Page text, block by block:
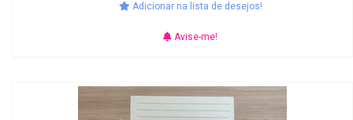
Adicionar na lista de desejos!
Avise-me!